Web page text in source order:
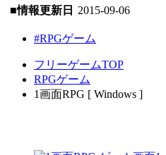
■情報更新日 2015-09-06
#RPGゲーム
フリーゲームTOP
RPGゲーム
1画面RPG [ Windows ]